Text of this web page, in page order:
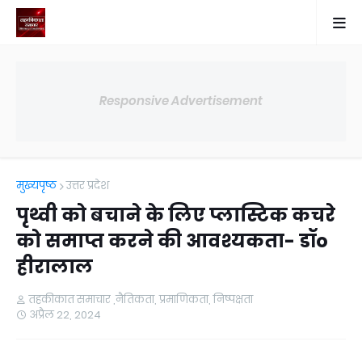
Responsive Advertisement
मुख्यपृष्ठ उत्तर प्रदेश
पृथ्वी को बचाने के लिए प्लास्टिक कचरे
को समाप्त करने की आवश्यकता- डॉo
हीरालाल
तहकीकात समाचार ,नैतिकता, प्रमाणिकता, निष्पक्षता
अप्रैल 22, 2024